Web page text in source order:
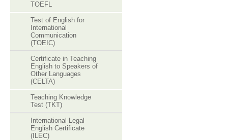
TOEFL
Test of English for
International
Communication
(TOEIC)
Certificate in Teaching
English to Speakers of
Other Languages
(CELTA)
Teaching Knowledge
Test (TKT)
International Legal
English Certificate
(ILEC)